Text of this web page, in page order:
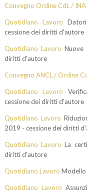
Convegno Ordine CdL /
Quotidiano Lavoro
cessione dei diritti d'autore
Quotidiano Lavoro Nuove
diritti d'autore
Convegno ANCL / Ordine
Quotidiano Lavoro
cessione dei diritti d'autore
Quotidiano Lavoro
2019 - cessione dei diritti
Quotidiano Lavoro La
diritti d'autore
Quotidiano Lavoro Modello
Quotidiano Lavoro